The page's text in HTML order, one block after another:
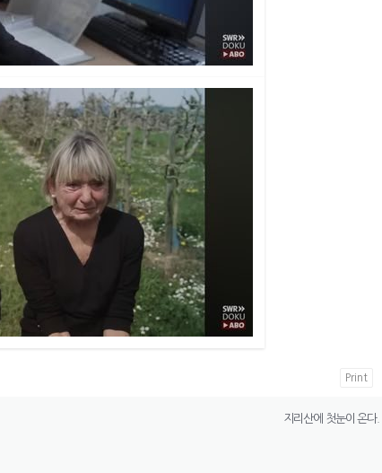
Print
지리산에 첫눈이 온다.